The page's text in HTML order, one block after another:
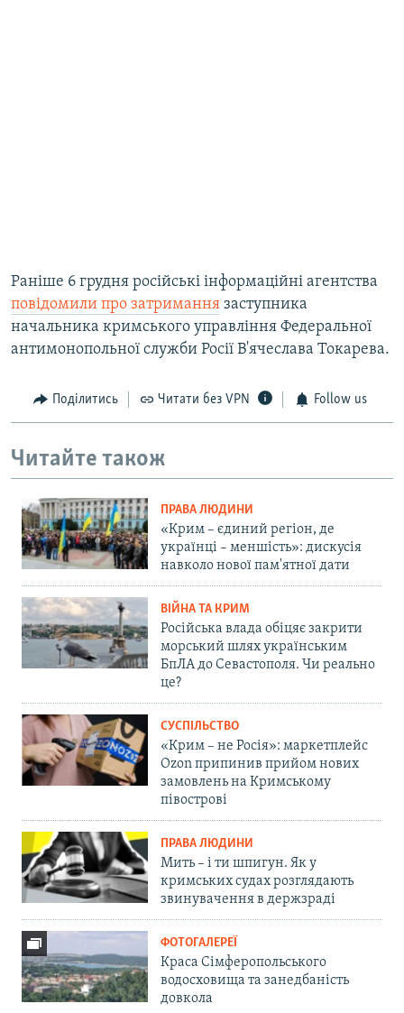
Раніше 6 грудня російські інформаційні агентства
повідомили про затримання заступника
начальника кримського управління Федеральної
антимонопольної служби Росії В'ячеслава Токарева.
Поділитись Читати без VPN Follow us
Читайте також
ПРАВА ЛЮДИНИ
«Крим – єдиний регіон, де
українці – меншість»: дискусія
навколо нової пам'ятної дати
ВІЙНА ТА КРИМ
Російська влада обіцяє закрити
морський шлях українським
БпЛА до Севастополя. Чи реально
це?
СУСПІЛЬСТВО
«Крим – не Росія»: маркетплейс
Ozon припинив прийом нових
замовлень на Кримському
півострові
ПРАВА ЛЮДИНИ
Мить – і ти шпигун. Як у
кримських судах розглядають
звинувачення в держзраді
ФОТОГАЛЕРЕЇ
Краса Сімферопольського
водосховища та занедбаність
довкола